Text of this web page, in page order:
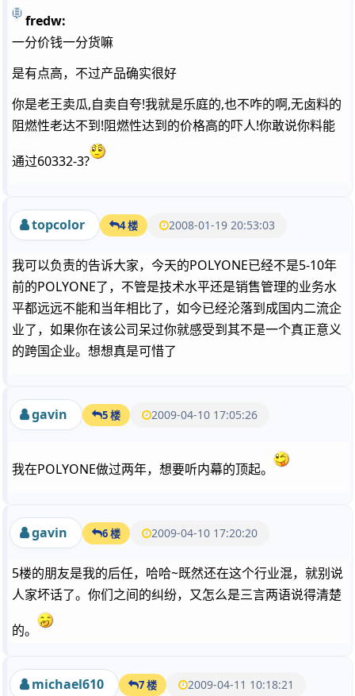
fredw:
一分价钱一分货嘛
是有点高，不过产品确实很好
你是老王卖瓜,自卖自夸!我就是乐庭的,也不咋的啊,无卤料的
阻燃性老达不到!阻燃性达到的价格高的吓人!你敢说你料能
通过60332-3?
topcolor 4 楼 2008-01-19 20:53:03
我可以负责的告诉大家，今天的POLYONE已经不是5-10年
前的POLYONE了，不管是技术水平还是销售管理的业务水
平都远远不能和当年相比了，如今已经沦落到成国内二流企
业了，如果你在该公司呆过你就感受到其不是一个真正意义
的跨国企业。想想真是可惜了
gavin 5 楼 2009-04-10 17:05:26
我在POLYONE做过两年，想要听内幕的顶起。
gavin 6 楼 2009-04-10 17:20:20
5楼的朋友是我的后任，哈哈~既然还在这个行业混，就别说
人家坏话了。你们之间的纠纷，又怎么是三言两语说得清楚
的。
michael610 7 楼 2009-04-11 10:18:21